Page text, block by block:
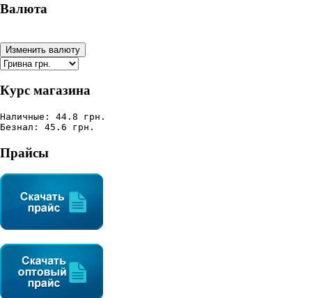
Валюта
Курс магазина
Наличные: 44.8 грн.
Безнал: 45.6 грн.
Прайсы